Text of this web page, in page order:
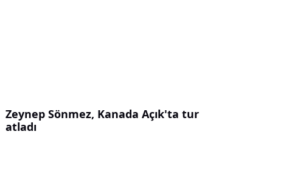
Zeynep Sönmez, Kanada Açık'ta tur
atladı